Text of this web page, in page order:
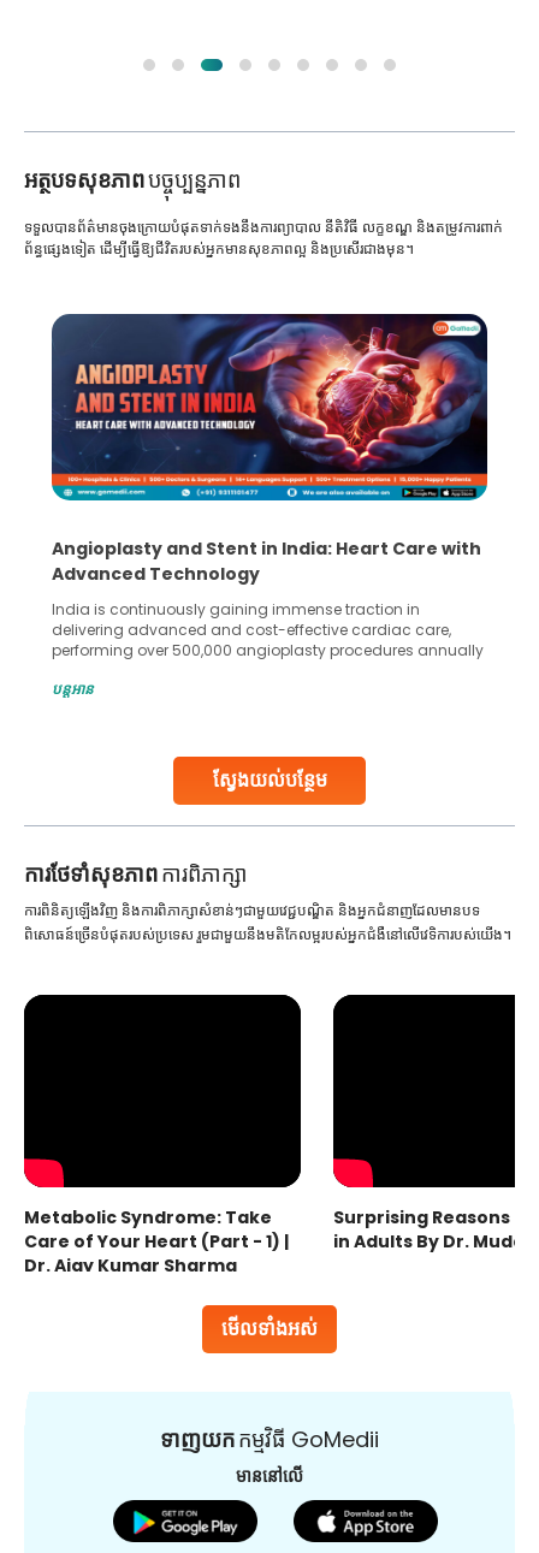
អត្ថបទសុខភាពបច្ចុប្បន្នភាព
ស្វែងយល់បន្ថែម
ទទួលបានព័ត៌មានចុងក្រោយបំផុតទាក់ទងនឹងការព្យាបាល នីតិវិធី លក្ខខណ្ឌ និងតម្រូវការពាក់
ព័ន្ធផ្សេងទៀត ដើម្បីធ្វើឱ្យជីវិតរបស់អ្នកមានសុខភាពល្អ និងប្រសើរជាងមុន។
5 Essential Steps for Effective Human Sperm
Collection and Processing Methods
Human sperm collection and processing are critical steps
in advanced reproductive techniques like In Vitro
Fertilization (IVF) and intrauterine insemination (IUI). These
challenges and help couples achieve their dream of
collected, they process the
បន្តអាន
ការ​ថែទាំ​សុខភាពការពិភាក្សា
មើលទាំងអស់
ការពិនិត្យឡើងវិញ និងការពិភាក្សាសំខាន់ៗជាមួយវេជ្ជបណ្ឌិត និងអ្នកជំនាញដែលមានបទ
ពិសោធន៍ច្រើនបំផុតរបស់ប្រទេស រួមជាមួយនឹងមតិកែលម្អរបស់អ្នកជំងឺនៅលើវេទិការបស់យើង។
Metabolic Syndrome: Take
Care of Your Heart (Part - 1) |
Dr. Ajay Kumar Sharma
Surprising Reasons
in Adults By Dr.
ទាញយកកម្មវិធី GoMedii
មាននៅលើ